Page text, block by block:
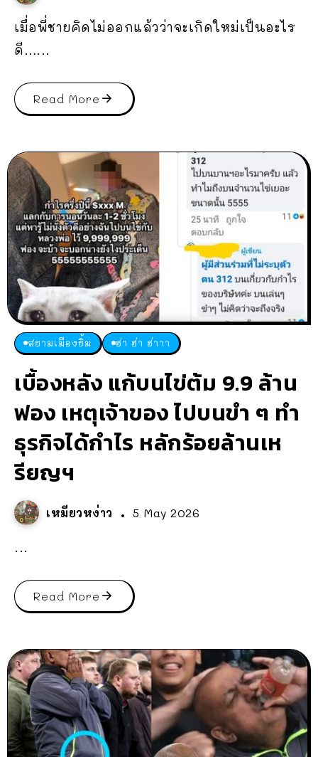
เมื่อพี่ชายคิดไม่ออกแล้วว่าจะเกิดใหม่เป็นอะไร
ดี…...
Read More
สยามเมืองยิ้ม ฮ่า ฮ่า ฮ่าาา
เบื้องหลัง แก้บนไข่ต้ม 9.9 ล้าน
ฟอง เหตุเจ้าของ ไปบนขำ ๆ ทำ
ธุรกิจได้กำไร หลักร้อยล้านเห
รียญฯ
เหมียวหง่าว 5 May 2026
...
Read More